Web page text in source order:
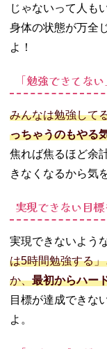
じゃないって人も
身体の状態が万全
よ！
「勉強できてな
みんなは勉強して
っちゃうのもやる
焦れば焦るほど余
きなくなるから気
実現できない目
実現できないよう
は5時間勉強する
か、最初からハー
目標が達成できな
よ。